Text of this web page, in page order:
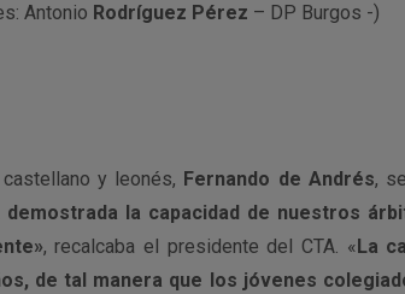
Antonio Rodríguez Pérez – DP Burgos -)
castellano y leonés, Fernando de Andrés,
demostrada la capacidad de nuestros
, recalcaba el presidente del CTA. «La
de tal manera que los jóvenes